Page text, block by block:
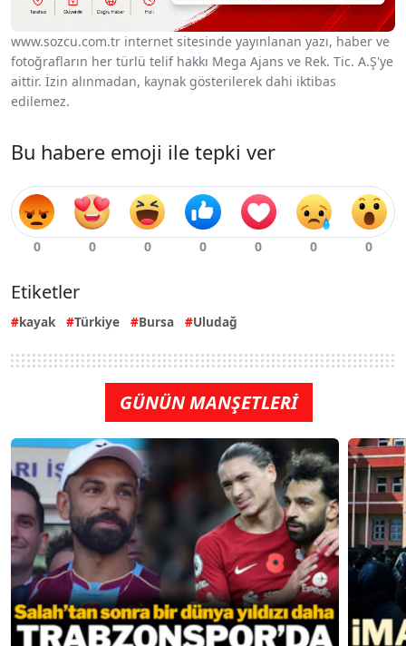
www.sozcu.com.tr internet sitesinde yayınlanan yazı, haber ve
fotoğrafların her türlü telif hakkı Mega Ajans ve Rek. Tic. A.Ş'ye
aittir. İzin alınmadan, kaynak gösterilerek dahi iktibas
edilemez.
Bu habere emoji ile tepki ver
Etiketler
kayak Türkiye Bursa Uludağ
GÜNÜN MANŞETLERİ